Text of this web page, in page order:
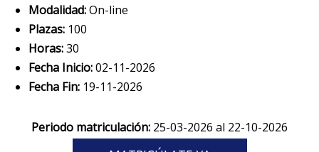
Modalidad:On-line
Plazas: 100
Horas:30
Fecha Inicio:02-11-2026
Fecha Fin: 19-11-2026
Periodo matriculación: 25-03-2026 al 22-10-2026